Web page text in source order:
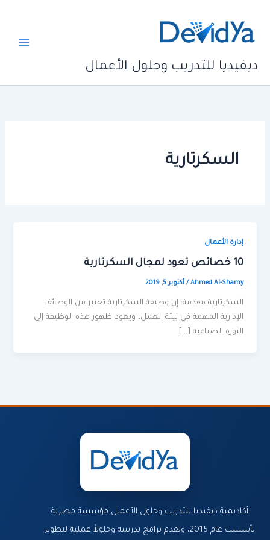
المحتوى
ديفيديا للتدريب وحلول الأعمال
السكرتارية
إدارة الأعمال
10 خصائص تعود لمجال السكرتارية
Ahmed Al-Shamy
/أكتوبر 5, 2019
السكرتارية مقدمة: إن وظيفة السكرتارية تعتبر من الوظائف
الإدارية المهمة في بيئة العمل، ويعود ظهور هذه الوظيفة إلى
الثورة الصناعية […]
أكاديمية ديفيديا للتدريب وحلول الأعمال مؤسسة مصرية
تأسست عام 2015، وتقدم برامج تدريبية وحلولاً عملية لتطوير